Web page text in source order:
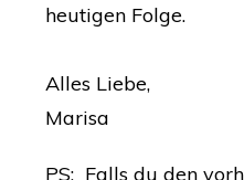
heutigen Folge.
Alles Liebe,
Marisa
PS: Falls du den